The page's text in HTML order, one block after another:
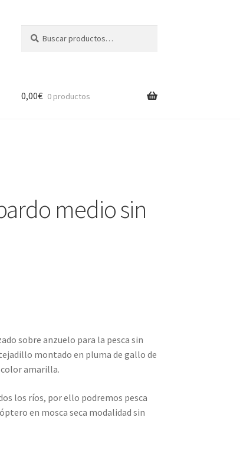
por:
0,00€ 0 productos
medio sin
sobre anzuelo para la pesca sin
montado en pluma de gallo de
color amarilla.
los ríos, por ello podremos pesca
en mosca seca modalidad sin